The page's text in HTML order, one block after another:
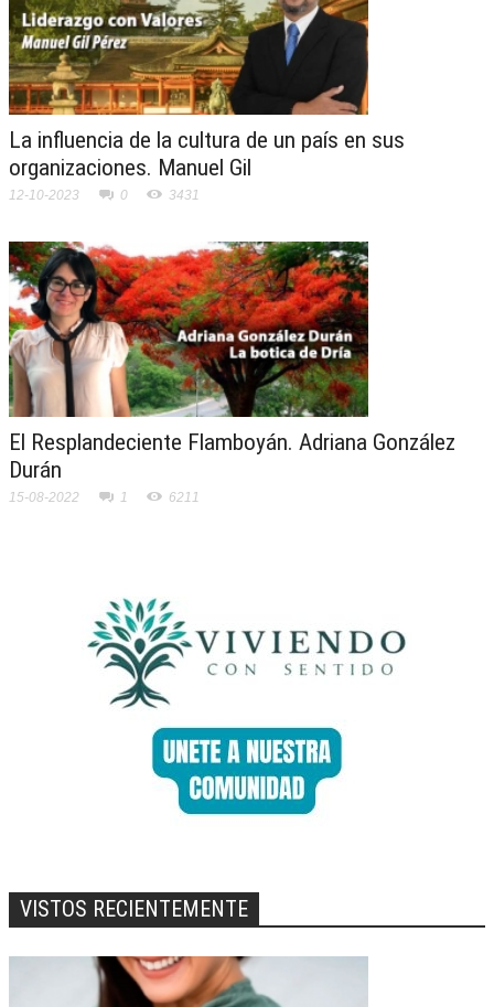
La influencia de la cultura de un país en sus
organizaciones. Manuel Gil
12-10-2023 0 3431
El Resplandeciente Flamboyán. Adriana González
Durán
15-08-2022 1 6211
VISTOS RECIENTEMENTE